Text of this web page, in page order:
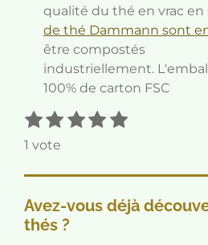
qualité du thé en vrac en
de thé Dammann sont
être compostés
industriellement.
100% de carton FSC
É
v
l
u
a
t
1
é
o
i
l
e
2
é
o
l
e
3
o
l
e
4
o
l
5
o
l
E
y
r
1 vote
Avez-vous déjà
thés ?